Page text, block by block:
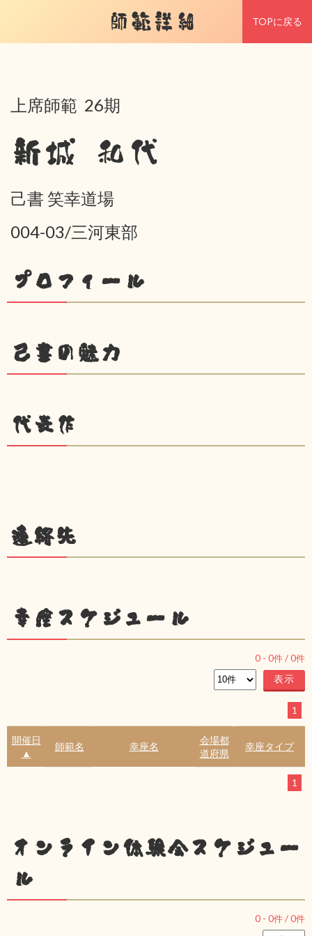
師範詳細 TOPに戻る
上席師範 26期
新城 和代
己書 笑幸道場
004-03/三河東部
プロフィール
己書の魅力
代表作
連絡先
幸座スケジュール
0 - 0件 /0件
1
開催日
▲
師範名 幸座名
会場都
道府県
幸座タイプ
1
オンライン体験会スケジュー
ル
0 - 0件 /0件